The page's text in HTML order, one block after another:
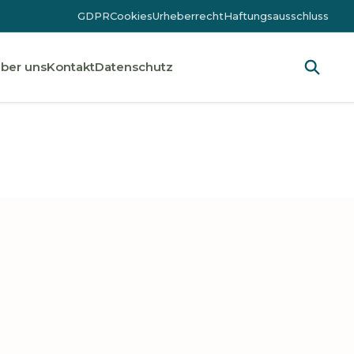
GDPRCookiesUrheberrechtHaftungsausschluss
unsKontaktDatenschutz